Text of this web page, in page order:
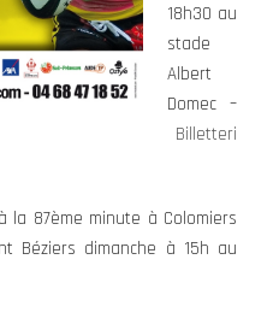
18h30 au
stade
Albert
Domec –
Billetteri
la 87ème minute à Colomiers
Béziers dimanche à 15h au